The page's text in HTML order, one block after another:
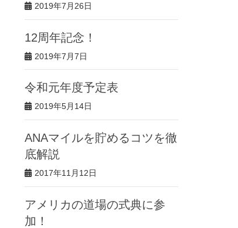
2019年7月26日
12周年記念！
2019年7月7日
令和元年度予定表
2019年5月14日
ANAマイルを貯めるコツを徹
底解説
2017年11月12日
アメリカの道場の式典に参
加！